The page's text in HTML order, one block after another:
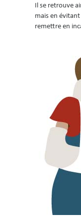
Il se retrouve
mais en
remettre en